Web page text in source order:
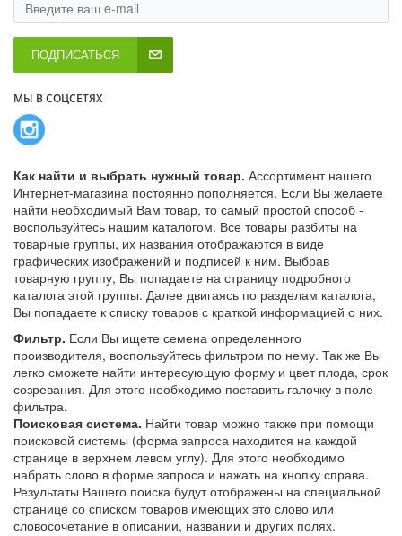
ПОДПИСАТЬСЯ
МЫ В СОЦСЕТЯХ
Как найти и выбрать нужный товар. Ассортимент нашего
Интернет-магазина постоянно пополняется. Если Вы желаете
найти необходимый Вам товар, то самый простой способ -
воспользуйтесь нашим каталогом. Все товары разбиты на
товарные группы, их названия отображаются в виде
графических изображений и подписей к ним. Выбрав
товарную группу, Вы попадаете на страницу подробного
каталога этой группы. Далее двигаясь по разделам каталога,
Вы попадаете к списку товаров с краткой информацией о них.
Фильтр. Если Вы ищете семена определенного
производителя, воспользуйтесь фильтром по нему. Так же Вы
легко сможете найти интересующую форму и цвет плода, срок
созревания. Для этого необходимо поставить галочку в поле
фильтра.
Поисковая система. Найти товар можно также при помощи
поисковой системы (форма запроса находится на каждой
странице в верхнем левом углу). Для этого необходимо
набрать слово в форме запроса и нажать на кнопку справа.
Результаты Вашего поиска будут отображены на специальной
странице со списком товаров имеющих это слово или
словосочетание в описании, названии и других полях.